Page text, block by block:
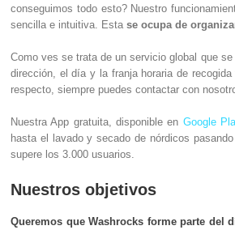
conseguimos todo esto? Nuestro
sencilla e intuitiva. Esta se ocupa de
Como ves se trata de un servicio global que
dirección, el día y la franja horaria de
respecto, siempre puedes contactar con
Nuestra App gratuita, disponible en Google
hasta el lavado y secado de nórdicos
supere los 3.000 usuarios.
Nuestros objetivos
Queremos que Washrocks forme parte del